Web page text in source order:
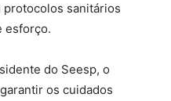
protocolos sanitários
esforço.
do Seesp, o
os cuidados